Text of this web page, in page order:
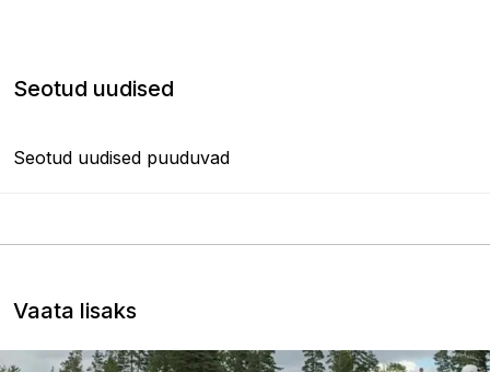
Seotud uudised
Seotud uudised puuduvad
Vaata lisaks